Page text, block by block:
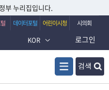
부 누리집입니다.
데이터포털 어린이시청
시의회
KOR
검색
로그인